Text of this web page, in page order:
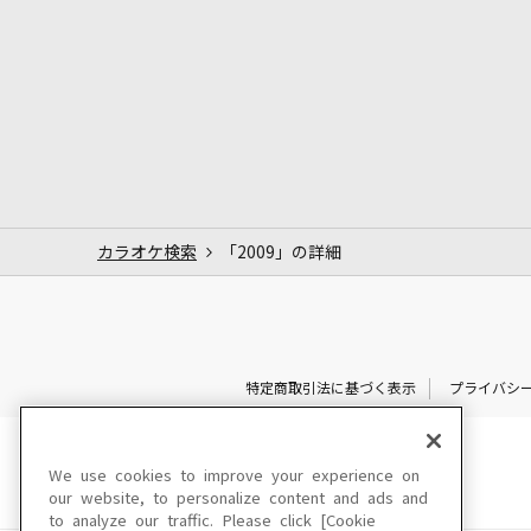
カラオケ検索 「2009」の詳細
特定商取引法に基づく表示 プライバシ
We use cookies to improve your experience on
our website, to personalize content and ads and
to analyze our traffic. Please click [Cookie